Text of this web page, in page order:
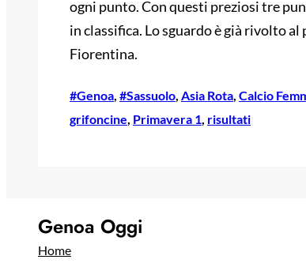
ogni punto. Con questi preziosi tre
in classifica. Lo sguardo è già rivolto
Fiorentina.
#Genoa, #Sassuolo, Asia Rota, Calcio
grifoncine, Primavera 1, risultati
Genoa Oggi
Home